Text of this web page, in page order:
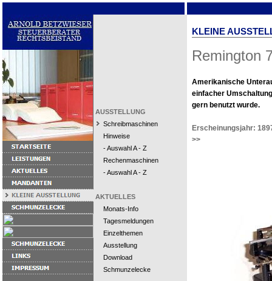
AUSSTELLUNG
Schreibmaschinen
Hinweise
- Auswahl A - Z
Rechenmaschinen
- Auswahl A - Z
AKTUELLES
Monats-Info
Tagesmeldungen
Einzelthemen
Ausstellung
Download
Schmunzelecke
KLEINE
Remington
Amerikanische
einfacher
gern benutzt wurde.
Erscheinungsjahr:
>>